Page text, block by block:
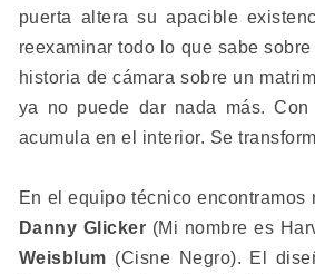
puerta altera su apacible
reexaminar todo lo que sabe
historia de cámara sobre un
ya no puede dar nada más.
acumula en el interior. Se
En el equipo técnico
Danny Glicker (Mi nombre es
Weisblum (Cisne Negro). El